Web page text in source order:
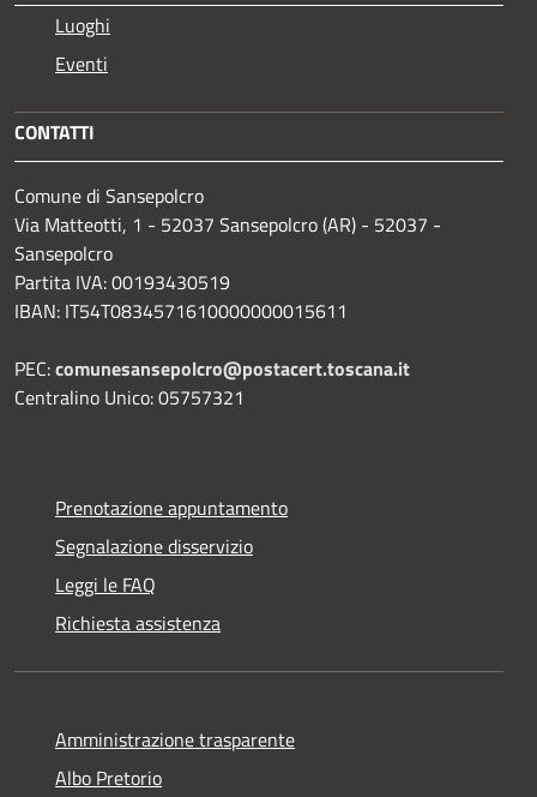
Luoghi
Eventi
CONTATTI
Comune di Sansepolcro
Via Matteotti, 1 - 52037 Sansepolcro (AR) - 52037 -
Sansepolcro
Partita IVA: 00193430519
IBAN: IT54T0834571610000000015611
PEC:comunesansepolcro@postacert.toscana.it
Centralino Unico: 05757321
Prenotazione appuntamento
Segnalazione disservizio
Leggi le FAQ
Richiesta assistenza
Amministrazione trasparente
Albo Pretorio